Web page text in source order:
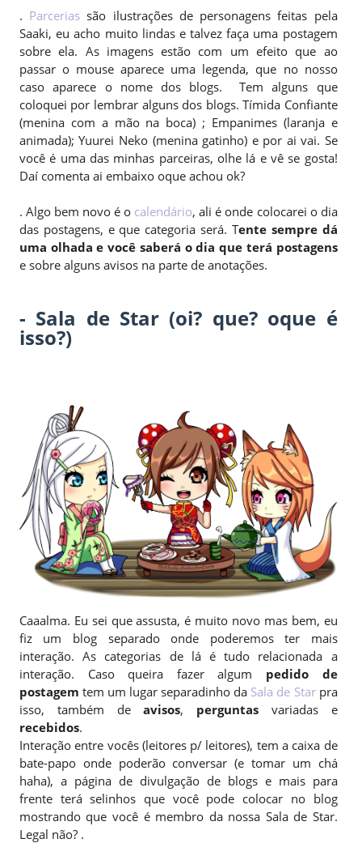
. Parcerias são ilustrações de personagens feitas pela
Saaki, eu acho muito lindas e talvez faça uma postagem
sobre ela. As imagens estão com um efeito que ao
passar o mouse aparece uma legenda, que no nosso
caso aparece o nome dos blogs. Tem alguns que
coloquei por lembrar alguns dos blogs. Tímida Confiante
(menina com a mão na boca) ; Empanimes (laranja e
animada); Yuurei Neko (menina gatinho) e por ai vai. Se
você é uma das minhas parceiras, olhe lá e vê se gosta!
Daí comenta ai embaixo oque achou ok?
. Algo bem novo é o calendário, ali é onde colocarei o dia
das postagens, e que categoria será. Tente sempre dá
uma olhada e você saberá o dia que terá postagens
e sobre alguns avisos na parte de anotações.
- Sala de Star (oi? que? oque é
isso?)
Caaalma. Eu sei que assusta, é muito novo mas bem, eu
fiz um blog separado onde poderemos ter mais
interação. As categorias de lá é tudo relacionada a
interação. Caso queira fazer algum pedido de
postagem tem um lugar separadinho da Sala de Starpra
isso, também deavisos, perguntas variadas e
recebidos.
Interação entre vocês (leitores p/ leitores), tem a caixa de
bate-papo onde poderão conversar (e tomar um chá
haha), a página de divulgação de blogs e mais para
frente terá selinhos que você pode colocar no blog
mostrando que você é membro da nossa Sala de Star.
Legal não? .